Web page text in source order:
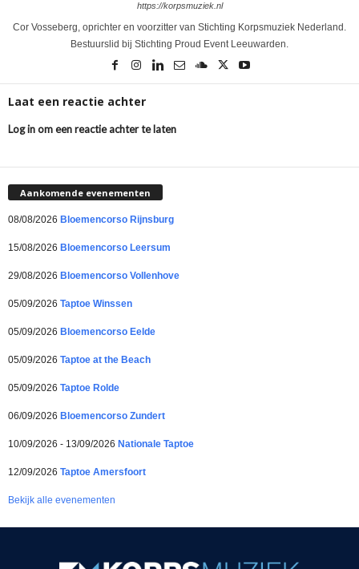
https://korpsmuziek.nl
Cor Vosseberg, oprichter en voorzitter van Stichting Korpsmuziek Nederland.
Bestuurslid bij Stichting Proud Event Leeuwarden.
Laat een reactie achter
Log in om een reactie achter te laten
Aankomende evenementen
08/08/2026 Bloemencorso Rijnsburg
15/08/2026 Bloemencorso Leersum
29/08/2026 Bloemencorso Vollenhove
05/09/2026 Taptoe Winssen
05/09/2026 Bloemencorso Eelde
05/09/2026 Taptoe at the Beach
05/09/2026 Taptoe Rolde
06/09/2026 Bloemencorso Zundert
10/09/2026 - 13/09/2026 Nationale Taptoe
12/09/2026 Taptoe Amersfoort
Bekijk alle evenementen